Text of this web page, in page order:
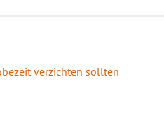
verzichten sollten